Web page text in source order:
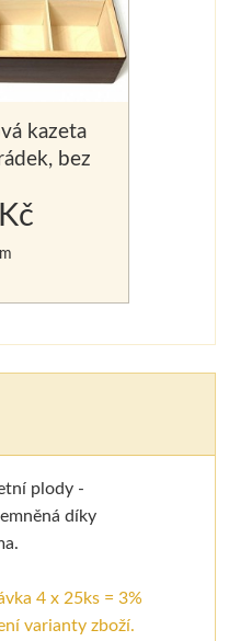
kazeta
bez
plody -
díky
4 x 25ks = 3%
varianty zboží.